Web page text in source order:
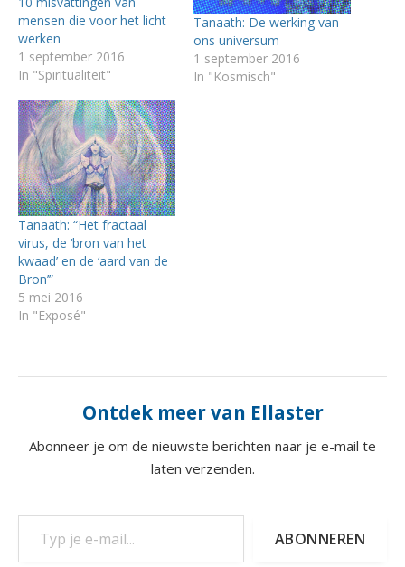
mensen die voor het licht
werken
1 september 2016
In "Spiritualiteit"
Tanaath: De werking van
ons universum
1 september 2016
In "Kosmisch"
Tanaath: “Het fractaal
virus, de ‘bron van het
kwaad’ en de ‘aard van de
Bron’”
5 mei 2016
In "Exposé"
Ontdek meer van Ellaster
Abonneer je om de nieuwste berichten naar je e-mail te
laten verzenden.
Typ je e-mail...
ABONNEREN